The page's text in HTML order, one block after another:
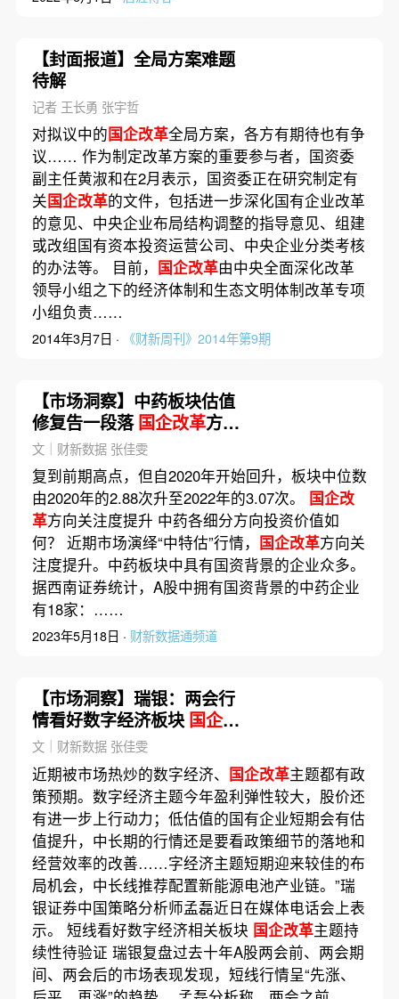
【封面报道】全局方案难题
待解
记者 王长勇 张宇哲
对拟议中的国企改革全局方案，各方有期待也有争
议…… 作为制定改革方案的重要参与者，国资委
副主任黄淑和在2月表示，国资委正在研究制定有
关国企改革的文件，包括进一步深化国有企业改革
的意见、中央企业布局结构调整的指导意见、组建
或改组国有资本投资运营公司、中央企业分类考核
的办法等。 目前， 国企改革由中央全面深化改革
领导小组之下的经济体制和生态文明体制改革专项
小组负责……
2014年3月7日 · 《财新周刊》2014年第9期
【市场洞察】中药板块估值
修复告一段落 国企改革方向
投资价值如何？
文｜财新数据 张佳雯
复到前期高点，但自2020年开始回升，板块中位数
由2020年的2.88次升至2022年的3.07次。 国企改
革方向关注度提升 中药各细分方向投资价值如
何？ 近期市场演绎“中特估”行情， 国企改革方向关
注度提升。中药板块中具有国资背景的企业众多。
据西南证券统计，A股中拥有国资背景的中药企业
有18家：……
2023年5月18日 · 财新数据通频道
【市场洞察】瑞银：两会行
情看好数字经济板块 国企改
革 主题持续性待验证
文｜财新数据 张佳雯
近期被市场热炒的数字经济、 国企改革主题都有政
策预期。数字经济主题今年盈利弹性较大，股价还
有进一步上行动力；低估值的国有企业短期会有估
值提升，中长期的行情还是要看政策细节的落地和
经营效率的改善……字经济主题短期迎来较佳的布
局机会，中长线推荐配置新能源电池产业链。”瑞
银证券中国策略分析师孟磊近日在媒体电话会上表
示。 短线看好数字经济相关板块 国企改革主题持
续性待验证 瑞银复盘过去十年A股两会前、两会期
间、两会后的市场表现发现，短线行情呈“先涨、